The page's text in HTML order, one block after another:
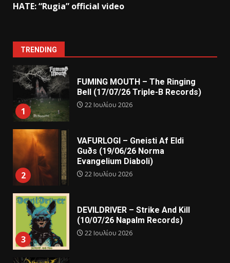
HATE: “Rugia” official video
TRENDING
1
FUMING MOUTH – The Ringing
Bell (17/07/26 Triple-B Records)
22 Ιουλίου 2026
2
VAFURLOGI – Gneisti Af Eldi
Guðs (19/06/26 Norma
Evangelium Diaboli)
22 Ιουλίου 2026
3
DEVILDRIVER – Strike And Kill
(10/07/26 Napalm Records)
22 Ιουλίου 2026